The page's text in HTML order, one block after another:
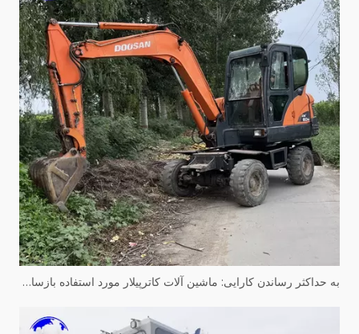
به حداکثر رساندن کارایی: ماشین آلات کاترپیلار مورد استفاده بازسازی شده